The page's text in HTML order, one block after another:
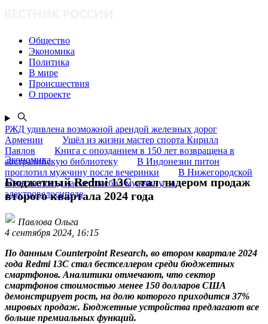
Общество
Экономика
Политика
В мире
Происшествия
О проекте
РЖД удивлена возможной арендой железных дорог
Армении
Ушёл из жизни мастер спорта Кирилл
Павлов
Книга с опозданием в 150 лет возвращена в
австралийскую библиотеку
В Индонезии питон
проглотил мужчину после вечеринки
В Нижегородской
области поезд насмерть сбил мужчину на
электровелосипеде
Экономика
Бюджетный Redmi 13C стал лидером продаж
второго квартала 2024 года
Павлова Ольга
4 сентября 2024, 16:15
По данным Counterpoint Research, во втором квартале 2024
года Redmi 13C стал бестселлером среди бюджетных
смартфонов. Аналитики отмечают, что сектор
смартфонов стоимостью менее 150 долларов США
демонстрирует рост, на долю которого приходится 37%
мировых продаж. Бюджетные устройства предлагают все
больше премиальных функций.